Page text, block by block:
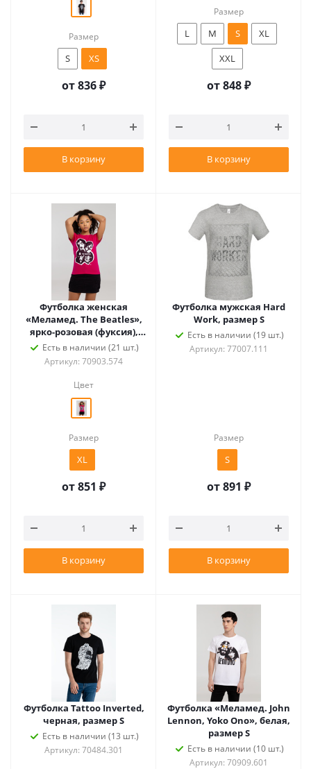
Размер
S XS
от836 ₽
В корзину
Размер
L M S
XL
XXL
от848 ₽
В корзину
Футболка женская
«Меламед. The Beatles»,
ярко-розовая (фуксия),
размер XL
Есть в наличии (21 шт.)
Артикул: 70903.574
Цвет
Размер
XL
от851 ₽
В корзину
Футболка мужская Hard
Work, размер S
Есть в наличии (19 шт.)
Артикул: 77007.111
Размер
S
от891 ₽
В корзину
Футболка Tattoo Inverted,
черная, размер S
Есть в наличии (13 шт.)
Артикул: 70484.301
Футболка «Меламед. John
Lennon, Yoko Ono», белая,
размер S
Есть в наличии (10 шт.)
Артикул: 70909.601